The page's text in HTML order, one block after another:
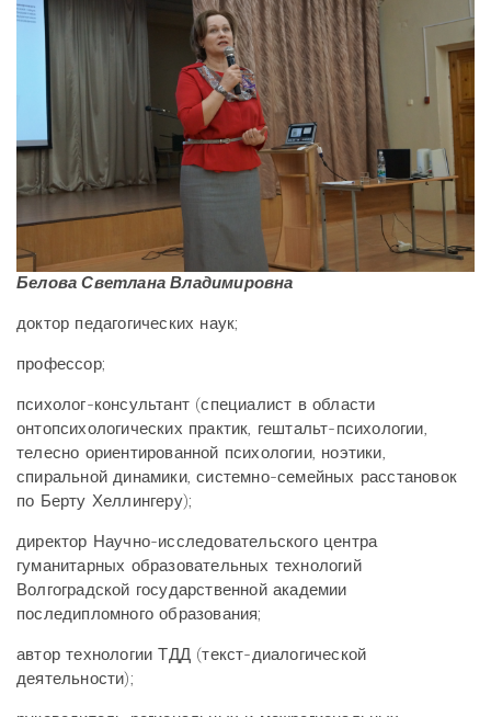
Белова Светлана Владимировна
доктор педагогических наук;
профессор;
психолог-консультант (специалист в области
онтопсихологических практик, гештальт-психологии,
телесно ориентированной психологии, ноэтики,
спиральной динамики, системно-семейных расстановок
по Берту Хеллингеру);
директор Научно-исследовательского центра
гуманитарных образовательных технологий
Волгоградской государственной академии
последипломного образования;
автор технологии ТДД (текст-диалогической
деятельности);